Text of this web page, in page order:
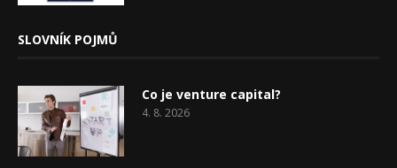
SLOVNÍK POJMŮ
Co je venture capital?
4. 8. 2026